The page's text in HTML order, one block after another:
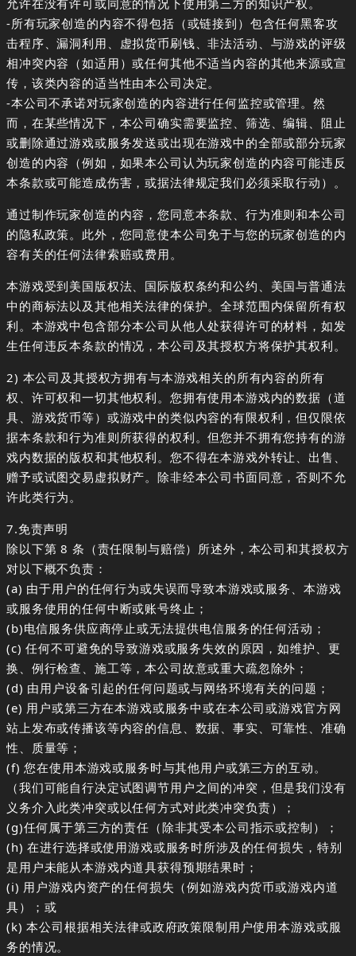
允许在没有许可或同意的情况下使用第三方的知识产权。
-所有玩家创造的内容不得包括（或链接到）包含任何黑客攻
击程序、漏洞利用、虚拟货币刷钱、非法活动、与游戏的评级
相冲突内容（如适用）或任何其他不适当内容的其他来源或宣
传，该类内容的适当性由本公司决定。
-本公司不承诺对玩家创造的内容进行任何监控或管理。然
而，在某些情况下，本公司确实需要监控、筛选、编辑、阻止
或删除通过游戏或服务发送或出现在游戏中的全部或部分玩家
创造的内容（例如，如果本公司认为玩家创造的内容可能违反
本条款或可能造成伤害，或据法律规定我们必须采取行动）。
通过制作玩家创造的内容，您同意本条款、行为准则和本公司
的隐私政策。此外，您同意使本公司免于与您的玩家创造的内
容有关的任何法律索赔或费用。
本游戏受到美国版权法、国际版权条约和公约、美国与普通法
中的商标法以及其他相关法律的保护。全球范围内保留所有权
利。本游戏中包含部分本公司从他人处获得许可的材料，如发
生任何违反本条款的情况，本公司及其授权方将保护其权利。
2) 本公司及其授权方拥有与本游戏相关的所有内容的所有
权、许可权和一切其他权利。您拥有使用本游戏内的数据（道
具、游戏货币等）或游戏中的类似内容的有限权利，但仅限依
据本条款和行为准则所获得的权利。但您并不拥有您持有的游
戏内数据的版权和其他权利。您不得在本游戏外转让、出售、
赠予或试图交易虚拟财产。除非经本公司书面同意，否则不允
许此类行为。
7.免责声明
除以下第 8 条（责任限制与赔偿）所述外，本公司和其授权方
对以下概不负责：
(a) 由于用户的任何行为或失误而导致本游戏或服务、本游戏
或服务使用的任何中断或账号终止；
(b)电信服务供应商停止或无法提供电信服务的任何活动；
(c) 任何不可避免的导致游戏或服务失效的原因，如维护、更
换、例行检查、施工等，本公司故意或重大疏忽除外；
(d) 由用户设备引起的任何问题或与网络环境有关的问题；
(e) 用户或第三方在本游戏或服务中或在本公司或游戏官方网
站上发布或传播该等内容的信息、数据、事实、可靠性、准确
性、质量等；
(f) 您在使用本游戏或服务时与其他用户或第三方的互动。
（我们可能自行决定试图调节用户之间的冲突，但是我们没有
义务介入此类冲突或以任何方式对此类冲突负责）；
(g)任何属于第三方的责任（除非其受本公司指示或控制）；
(h) 在进行选择或使用游戏或服务时所涉及的任何损失，特别
是用户未能从本游戏内道具获得预期结果时；
(i) 用户游戏内资产的任何损失（例如游戏内货币或游戏内道
具）；或
(k) 本公司根据相关法律或政府政策限制用户使用本游戏或服
务的情况。